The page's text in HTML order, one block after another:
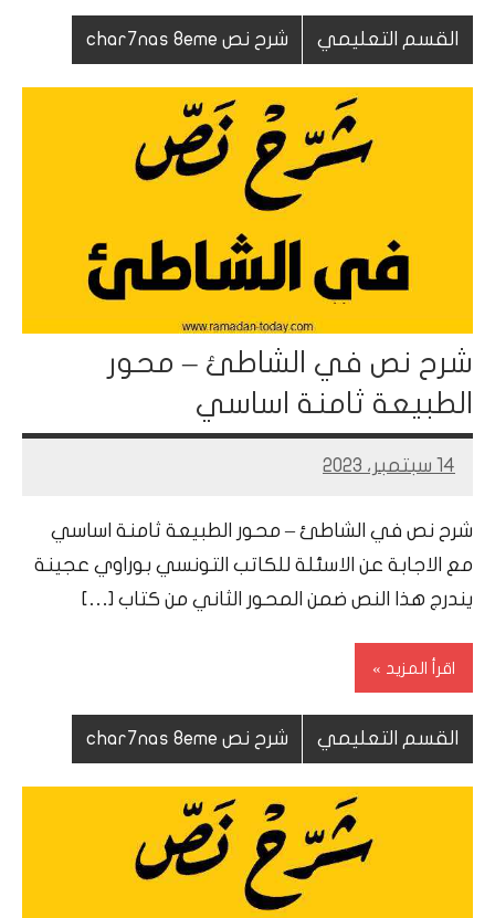
القسم التعليمي شرح نص char7nas 8eme
شرح نص في الشاطئ – محور
الطبيعة ثامنة اساسي
14 سبتمبر، 2023
Mohamed
شرح نص في الشاطئ – محور الطبيعة ثامنة اساسي
مع الاجابة عن الاسئلة للكاتب التونسي بوراوي عجينة
يندرج هذا النص ضمن المحور الثاني من كتاب […]
اقرأ المزيد
القسم التعليمي شرح نص char7nas 8eme